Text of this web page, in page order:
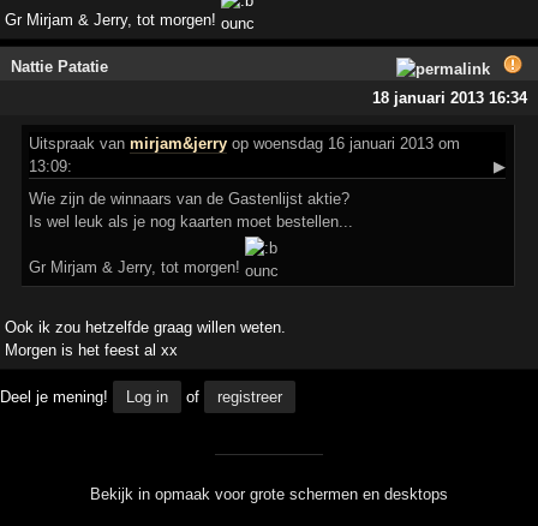
Gr Mirjam & Jerry, tot morgen!
Nattie Patatie
18 januari 2013 16:34
Uitspraak vanmirjam&jerry op woensdag 16 januari 2013 om
13:09:
▶
Wie zijn de winnaars van de Gastenlijst aktie?
Is wel leuk als je nog kaarten moet bestellen...
Gr Mirjam & Jerry, tot morgen!
Ook ik zou hetzelfde graag willen weten.
Morgen is het feest al xx
Deel je mening! Log in of registreer
Bekijk in opmaak voor grote schermen en desktops